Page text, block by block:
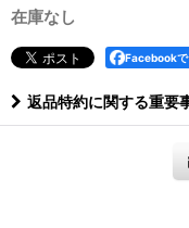
在庫なし
Facebookで
返品特約に関する重要